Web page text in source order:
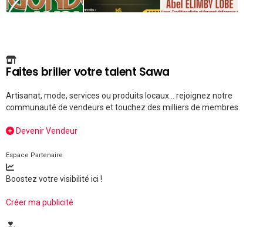
Faites briller votre talent Sawa
Artisanat, mode, services ou produits locaux... rejoignez notre
communauté de vendeurs et touchez des milliers de membres.
Devenir Vendeur
Espace Partenaire
Boostez votre visibilité ici !
Créer ma publicité